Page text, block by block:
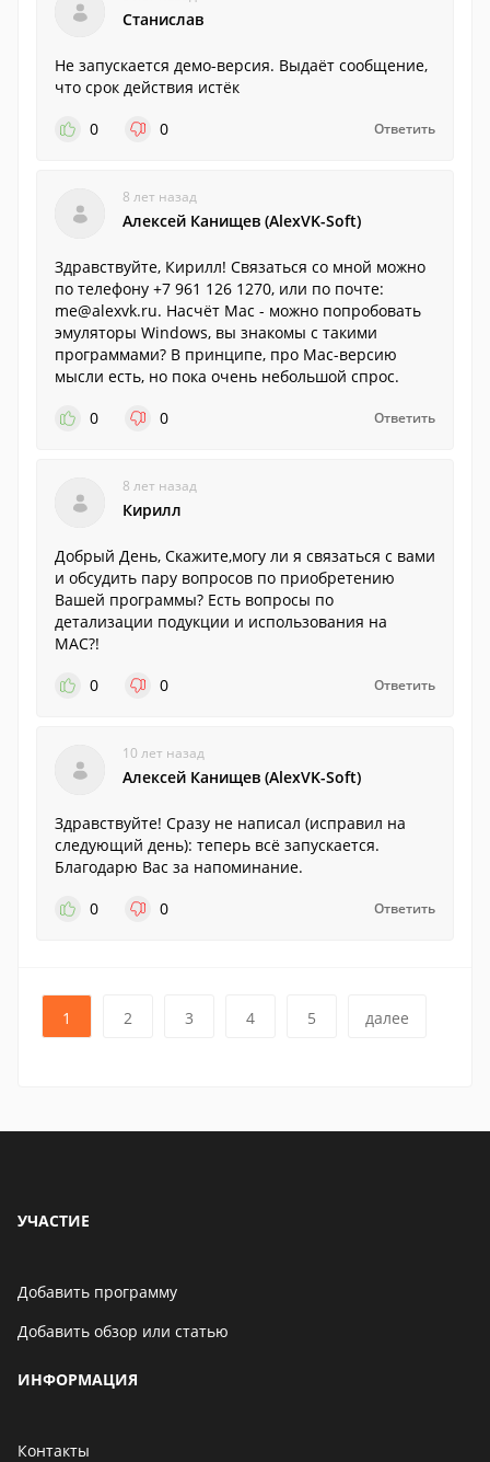
Станислав
Не запускается демо-версия. Выдаёт сообщение,
что срок действия истёк
0
0 Ответить
8 лет назад
Алексей Канищев (AlexVK-Soft)
Здравствуйте, Кирилл! Связаться со мной можно
по телефону +7 961 126 1270, или по почте:
me@alexvk.ru. Насчёт Mac - можно попробовать
эмуляторы Windows, вы знакомы с такими
программами? В принципе, про Mac-версию
мысли есть, но пока очень небольшой спрос.
0
0 Ответить
8 лет назад
Кирилл
Добрый День, Скажите,могу ли я связаться с вами
и обсудить пару вопросов по приобретению
Вашей программы? Есть вопросы по
детализации подукции и использования на
MAC?!
0
0 Ответить
10 лет назад
Алексей Канищев (AlexVK-Soft)
Здравствуйте! Сразу не написал (исправил на
следующий день): теперь всё запускается.
Благодарю Вас за напоминание.
0
0 Ответить
1 2 3 4 5 далее
УЧАСТИЕ
Добавить программу
Добавить обзор или статью
ИНФОРМАЦИЯ
Контакты